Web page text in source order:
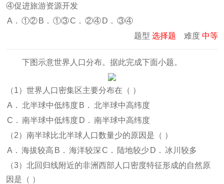
④促进旅游资源开发
A． ①② B． ①③C． ②④ D． ③④
题型 选择题 难度 中等
下图示意世界人口分布。据此完成下面小题。
（1）世界人口密集区主要分布在（ ）
A． 北半球中低纬度 B． 北半球中高纬度
C． 南半球中低纬度 D． 南半球中高纬度
（2）南半球比北半球人口数量少的原因是（ ）
A． 海拔较高 B． 海洋较深C． 陆地较少 D． 冰川较多
（3）北回归线附近的非洲西部人口密度特征形成的自然原
因是（ ）